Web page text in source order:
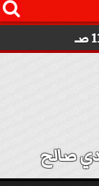
صالح